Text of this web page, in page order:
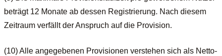
beträgt 12 Monate ab dessen Registrierung. Nach diesem
Zeitraum verfällt der Anspruch auf die Provision.
(10) Alle angegebenen Provisionen verstehen sich als Netto-